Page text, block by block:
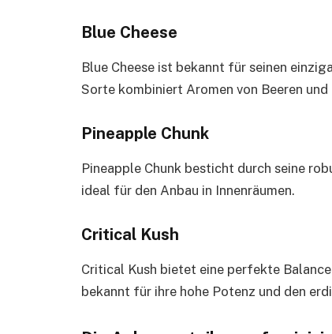
Blue Cheese
Blue Cheese ist bekannt für seinen
Sorte kombiniert Aromen von Beeren
Pineapple Chunk
Pineapple Chunk besticht durch seine
ideal für den Anbau in Innenräumen.
Critical Kush
Critical Kush bietet eine perfekte
bekannt für ihre hohe Potenz und den